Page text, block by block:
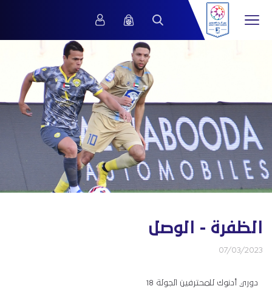
الظفرة - الوصل
07/03/2023
دوري أدنوك للمحترفين الجولة 18